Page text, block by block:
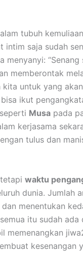
tubuh
saja sudah
memberontak
untuk yang
ikut
Musa pada
kerjasama
tulus dan
waktu
dunia. Jumlah
menentukan
itu sudah